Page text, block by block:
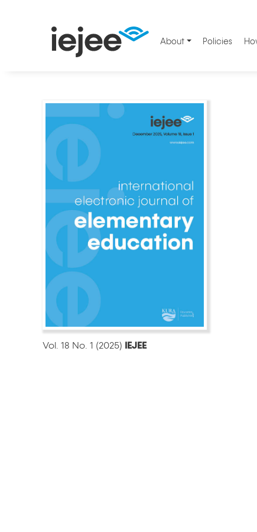
About Policies
Vol. 18 No. 1 (2025) IEJEE